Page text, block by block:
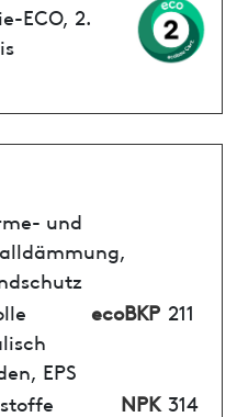
ECO, 2.
und
EPS
ecoBKP 211
NPK 314